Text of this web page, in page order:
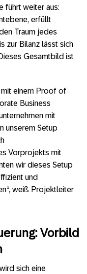
führt weiter aus:
erfüllt
Traum jedes
zur Bilanz lässt sich
Gesamtbild ist
mit einem Proof of
Business
mit
unserem Setup
Vorprojekts mit
wir dieses Setup
und
weiß Projektleiter
Vorbild
sich eine